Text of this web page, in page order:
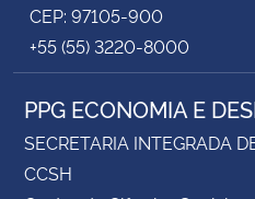
CEP: 97105-900
+55 (55) 3220-8000
PPG ECONOMIA E
SECRETARIA INTEGRADA
CCSH